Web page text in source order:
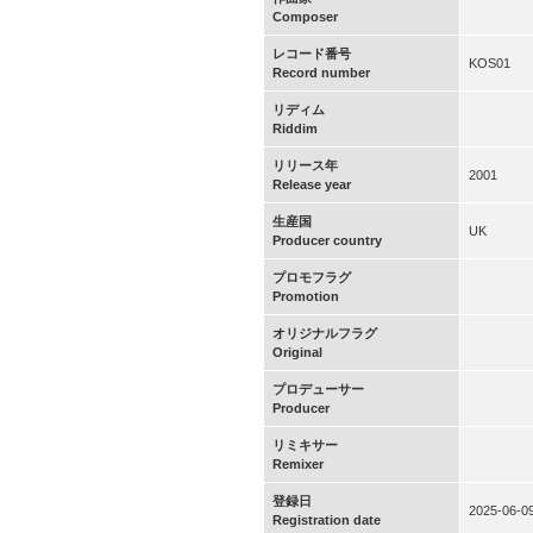
Composer
レコード番号
Record number
KOS01
リディム
Riddim
リリース年
Release year
2001
生産国
Producer country
UK
プロモフラグ
Promotion
オリジナルフラグ
Original
プロデューサー
Producer
リミキサー
Remixer
登録日
Registration date
2025-06-